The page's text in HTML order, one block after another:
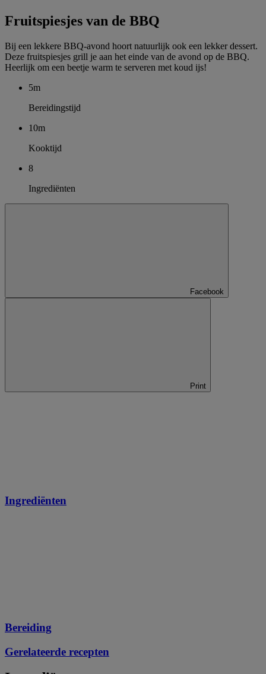
Fruitspiesjes van de BBQ
Bij een lekkere BBQ-avond hoort natuurlijk ook een lekker dessert.
Deze fruitspiesjes grill je aan het einde van de avond op de BBQ.
Heerlijk om een beetje warm te serveren met koud ijs!
5m
Bereidingstijd
10m
Kooktijd
8
Ingrediënten
Facebook
Print
Ingrediënten
Bereiding
Gerelateerde recepten